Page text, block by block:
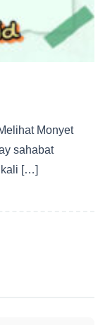
Monyet
sahabat
kali […]